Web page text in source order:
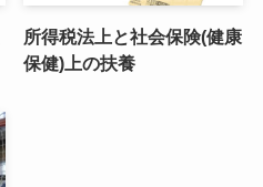
所得税法上と社会保険(健康
保健)上の扶養